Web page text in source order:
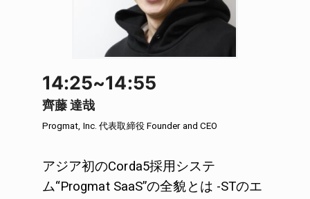
14:25~14:55
齊藤 達哉
Progmat, Inc.代表取締役 Founder and CEO
アジア初のCorda5採用システ
ム“Progmat SaaS”の全貌とは -STのエ